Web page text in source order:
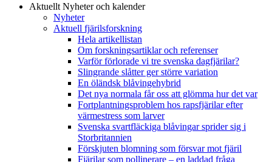
Aktuellt Nyheter och kalender
Nyheter
Aktuell fjärilsforskning
Hela artikellistan
Om forskningsartiklar och referenser
Varför förlorade vi tre svenska dagfjärilar?
Slingrande slåtter ger större variation
En öländsk blåvingehybrid
Det nya normala får oss att glömma hur det var
Fortplantningsproblem hos rapsfjärilar efter
värmestress som larver
Svenska svartfläckiga blåvingar sprider sig i
Storbritannien
Förskjuten blomning som försvar mot fjäril
Fjärilar som pollinerare – en laddad fråga